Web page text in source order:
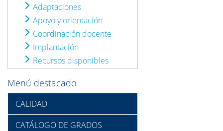
Adaptaciones
Apoyo y orientación
Coordinación docente
Implantación
Recursos disponibles
Menú destacado
CALIDAD
CATÁLOGO DE GRADOS